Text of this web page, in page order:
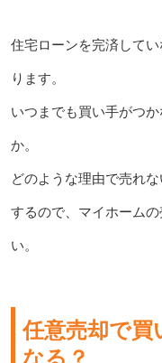
住宅ローンを完済して
ります。
いつまでも買い手がつ
か。
どのような理由で売れ
するので、マイホーム
い。
任意売却で買